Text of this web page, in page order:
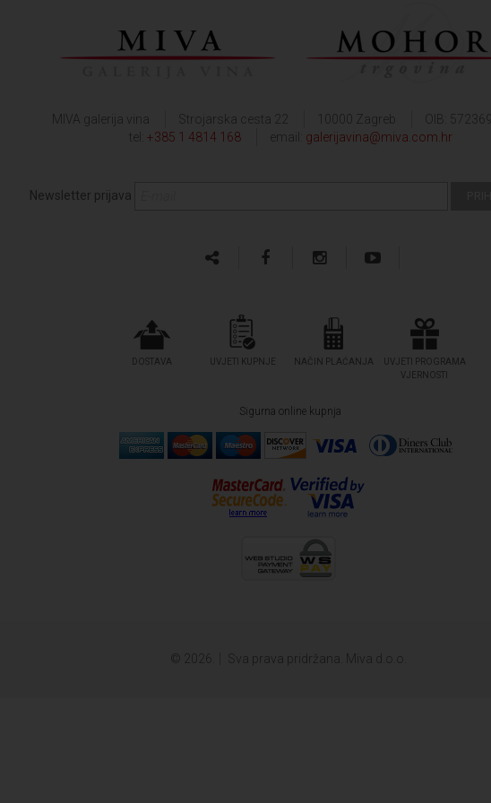
MIVA galerija vina Strojarska cesta 22 10000 Zagreb
OIB:
tel: +385 1 4814 168 email: galerijavina@miva.com.hr
Newsletter prijava
DOSTAVA UVJETI KUPNJE NAČIN PLAĆANJA
UVJETI PROGRAMA
VJERNOSTI
Sigurna online kupnja
© 2026. Sva prava pridržana. Miva d.o.o.